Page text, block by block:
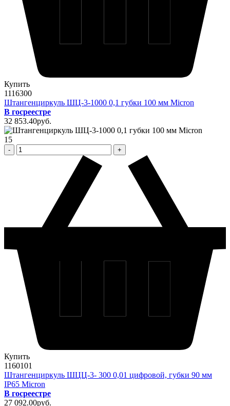
Купить
1116300
Штангенциркуль ШЦ-3-1000 0,1 губки 100 мм Micron
В госреестре
32 853.40pуб.
15
Купить
1160101
Штангенциркуль ШЦЦ-3- 300 0,01 цифровой, губки 90 мм
IP65 Micron
В госреестре
27 092.00pуб.